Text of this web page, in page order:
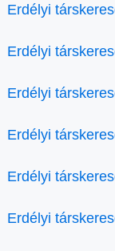
Erdélyi
Erdélyi
Erdélyi
Erdélyi
Erdélyi
Erdélyi